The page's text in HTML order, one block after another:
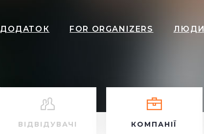
ДОДАТОК FOR ORGANIZERS ЛЮДИ
ВІДВІДУВАЧІ КОМПАНІЇ